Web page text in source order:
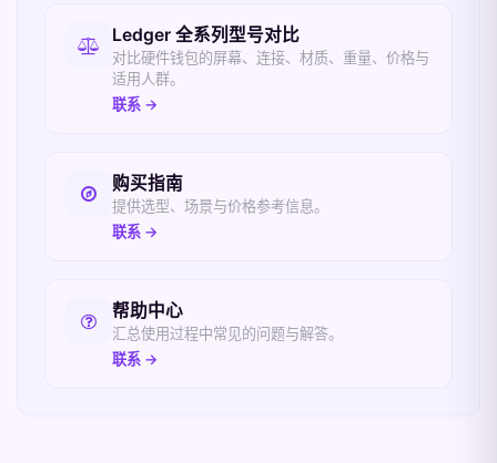
相关入口
Ledger 全系列型号对比
对比硬件钱包的屏幕、连接、材质、重量、价格与
适用人群。
联系 →
购买指南
提供选型、场景与价格参考信息。
联系 →
帮助中心
汇总使用过程中常见的问题与解答。
联系 →